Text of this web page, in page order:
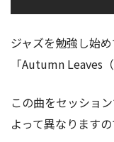
ジャズを勉強し始
「Autumn Leaves
この曲をセッショ
よって異なりますの